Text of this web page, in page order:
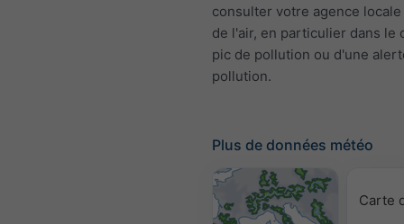
consulter votre agence
de l'air, en particulier dans le
pic de pollution ou d'une
pollution.
Plus de données météo
Carte